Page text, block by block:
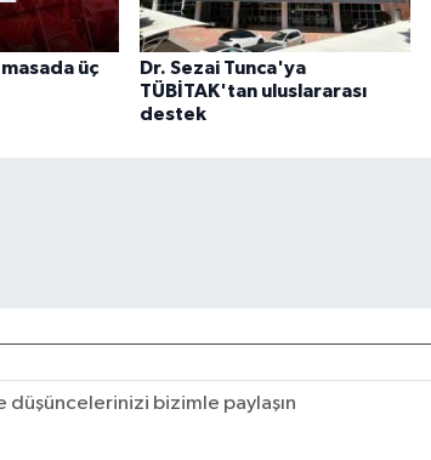
üç
Dr. Sezai Tunca'ya
TÜBİTAK'tan uluslararası
destek